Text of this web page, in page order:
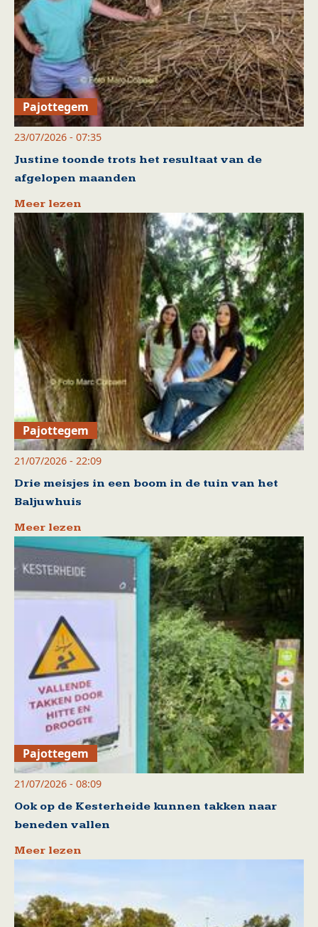
Pajottegem
23/07/2026 - 07:35
Justine toonde trots het resultaat van de
afgelopen maanden
Meer lezen
Pajottegem
21/07/2026 - 22:09
Drie meisjes in een boom in de tuin van het
Baljuwhuis
Meer lezen
Pajottegem
21/07/2026 - 08:09
Ook op de Kesterheide kunnen takken naar
beneden vallen
Meer lezen